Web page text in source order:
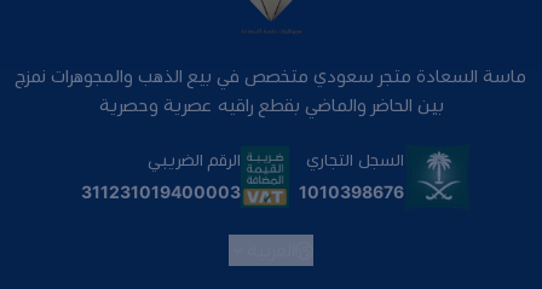
ماسة السعادة متجر سعودي متخصص في بيع الذهب والمجوهرات نمزج
بين الحاضر والماضي بقطع راقيه عصرية وحصرية
السجل التجاري
1010398676
الرقم الضريبي
311231019400003